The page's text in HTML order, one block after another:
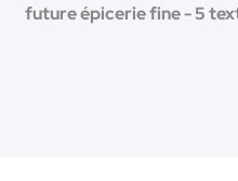
future épicerie fine - 5